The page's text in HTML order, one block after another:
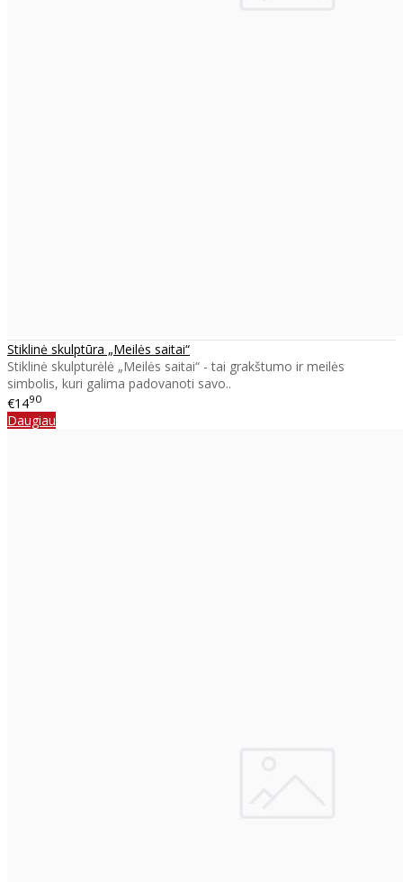
Stiklinė skulptūra „Meilės saitai“
Stiklinė skulpturėlė „Meilės saitai“ - tai grakštumo ir meilės
simbolis, kuri galima padovanoti savo..
€1490
Daugiau